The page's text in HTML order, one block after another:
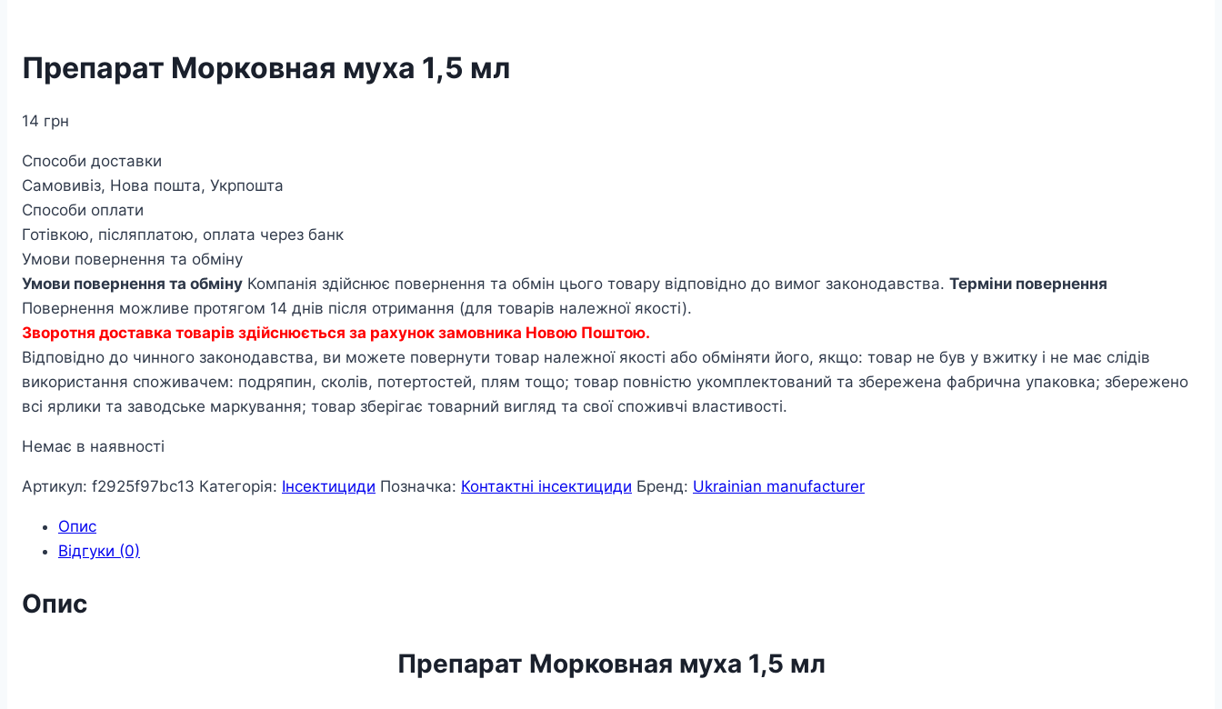
Препарат Морковная муха 1,5 мл
14 грн
Способи доставки
Самовивіз, Нова пошта, Укрпошта
Способи оплати
Готівкою, післяплатою, оплата через банк
Умови повернення та обміну
Умови повернення та обміну Компанія здійснює повернення та обмін цього товару відповідно до вимог законодавства. Терміни повернення
Повернення можливе протягом 14 днів після отримання (для товарів належної якості).
Зворотня доставка товарів здійснюється за рахунок замовника Новою Поштою.
Відповідно до чинного законодавства, ви можете повернути товар належної якості або обміняти його, якщо: товар не був у вжитку і не має слідів
використання споживачем: подряпин, сколів, потертостей, плям тощо; товар повністю укомплектований та збережена фабрична упаковка; збережено
всі ярлики та заводське маркування; товар зберігає товарний вигляд та свої споживчі властивості.
Немає в наявності
Артикул: f2925f97bc13 Категорія: Інсектициди Позначка: Контактні інсектициди Бренд: Ukrainian manufacturer
Опис
Відгуки (0)
Опис
Препарат Морковная муха 1,5 мл